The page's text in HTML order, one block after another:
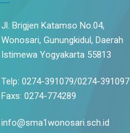
Jl. Brigjen Katamso No.04,
Wonosari, Gunungkidul, Daerah
Istimewa Yogyakarta 55813
Telp: 0274-391079/0274-391097
Faxs: 0274-774289
info@sma1wonosari.sch.id